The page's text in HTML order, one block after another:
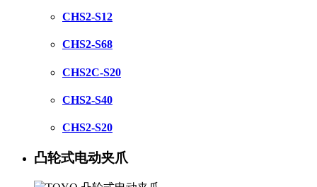
CHS2-S12
CHS2-S68
CHS2C-S20
CHS2-S40
CHS2-S20
凸轮式电动夹爪